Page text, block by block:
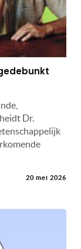
Dr.
20 mei 2026